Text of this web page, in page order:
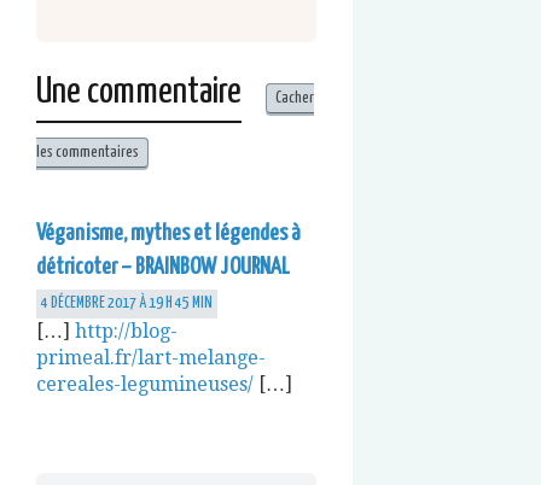
Une commentaire Cacher
les commentaires
Véganisme, mythes et légendes à
détricoter – BRAINBOW JOURNAL
4 DÉCEMBRE 2017 À 19 H 45 MIN
[…] http://blog-
primeal.fr/lart-melange-
cereales-legumineuses/ […]